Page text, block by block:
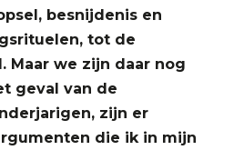
besnijdenis en
tot de
Maar we zijn daar nog
geval van de
zijn er
die ik in mijn